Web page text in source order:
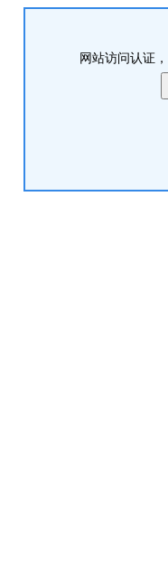
网站访问认证